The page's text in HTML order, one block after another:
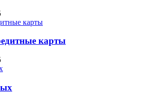
карты